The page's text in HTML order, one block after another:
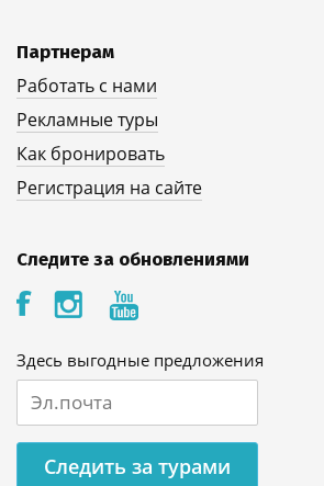
Партнерам
Работать с нами
Рекламные туры
Как бронировать
Регистрация на сайте
Следите за обновлениями
Здесь выгодные предложения
Следить за турами